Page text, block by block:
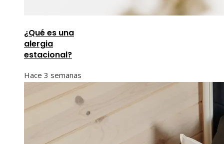
¿Qué es una
alergia
estacional?
Hace 3 semanas